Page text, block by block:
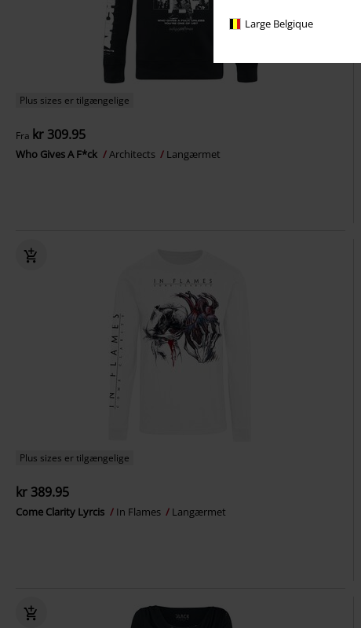
Large Belgique
Plus sizes er tilgængelige
Fra kr 309.95
Who Gives A F*ck Architects Langærmet
Plus sizes er tilgængelige
kr 389.95
Come Clarity Lyrcis In Flames Langærmet